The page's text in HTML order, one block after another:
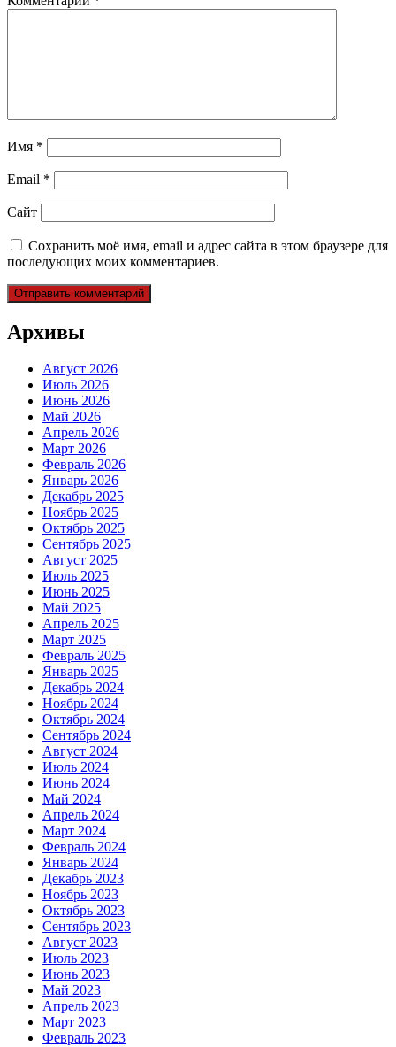
Имя *
Email *
Сайт
Сохранить моё имя, email и адрес сайта в этом браузере для
последующих моих комментариев.
Архивы
Август 2026
Июль 2026
Июнь 2026
Май 2026
Апрель 2026
Март 2026
Февраль 2026
Январь 2026
Декабрь 2025
Ноябрь 2025
Октябрь 2025
Сентябрь 2025
Август 2025
Июль 2025
Июнь 2025
Май 2025
Апрель 2025
Март 2025
Февраль 2025
Январь 2025
Декабрь 2024
Ноябрь 2024
Октябрь 2024
Сентябрь 2024
Август 2024
Июль 2024
Июнь 2024
Май 2024
Апрель 2024
Март 2024
Февраль 2024
Январь 2024
Декабрь 2023
Ноябрь 2023
Октябрь 2023
Сентябрь 2023
Август 2023
Июль 2023
Июнь 2023
Май 2023
Апрель 2023
Март 2023
Февраль 2023